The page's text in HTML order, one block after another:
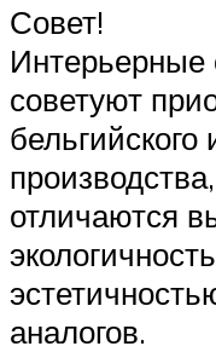
Совет!
Интерьерные
советуют
бельгийского
отличаются
аналогов.